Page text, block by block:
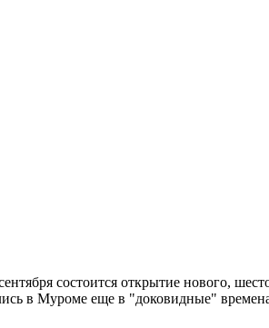
состоится открытие нового,
в Муроме еще в "доковидные"